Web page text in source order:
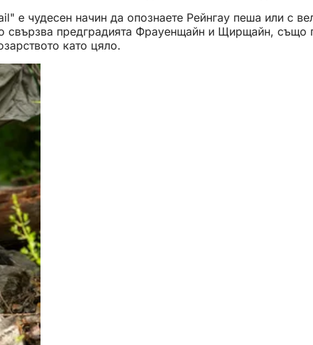
е чудесен начин да опознаете Рейнгау пеша или с
свързва предградията Фрауенщайн и Щирщайн,
като цяло.